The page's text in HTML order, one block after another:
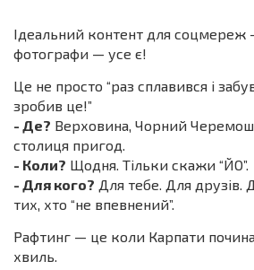
Ідеальний контент для соцмереж
фотографи — усе є!
Це не просто “раз сплавився і
зробив це!”
- Де? Верховина, Чорний
столиця пригод.
- Коли? Щодня. Тільки скажи “ЙО”.
- Для кого? Для тебе. Для друзів.
тих, хто “не впевнений”.
Рафтинг — це коли Карпати
хвиль.